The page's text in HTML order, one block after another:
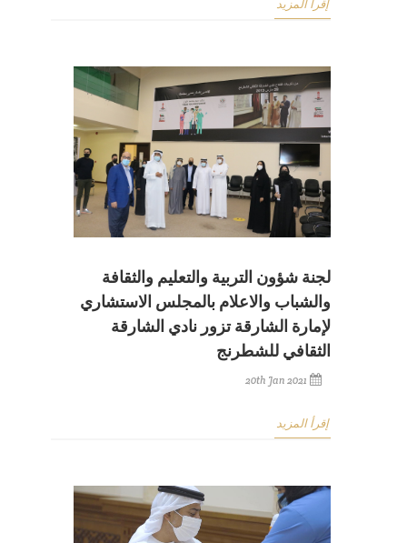
إقرأ المزيد
لجنة شؤون التربية والتعليم والثقافة
والشباب والاعلام بالمجلس الاستشاري
لإمارة الشارقة تزور نادي الشارقة
الثقافي للشطرنج
20th Jan 2021
إقرأ المزيد